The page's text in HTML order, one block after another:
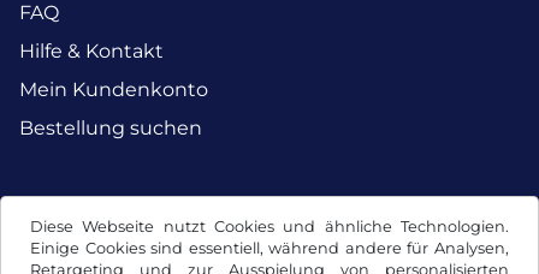
Diese Webseite nutzt Cookies und ähnliche Technologien.
Einige Cookies sind essentiell, während andere für Analysen,
Retargeting und zur Ausspielung von personalisierten
FAQ
Hilfe & Kontakt
Mein Kundenkonto
Bestellung suchen
Facebook Instagram